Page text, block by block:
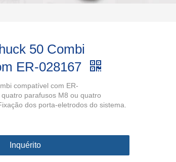
50 Combi
ER-028167
compatível com ER-
parafusos M8 ou quatro
dos porta-eletrodos do sistema.
Inquérito